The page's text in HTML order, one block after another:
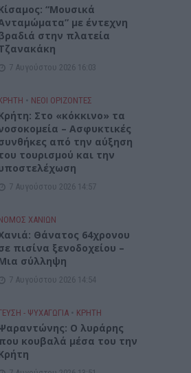
“Μουσικά
με έντεχνη
στην πλατεία
7 Αυγούστου 2026 16:03
• ΝΕΟΙ ΟΡΙΖΟΝΤΕΣ
Στο «κόκκινο» τα
– Ασφυκτικές
από την αύξηση
τουρισμού και την
7 Αυγούστου 2026 14:57
ΧΑΝΊΩΝ
Θάνατος 64χρονου
πισίνα ξενοδοχείου –
σύλληψη
7 Αυγούστου 2026 14:54
- ΨΥΧΑΓΩΓΊΑ • ΚΡΗΤΗ
Ο λυράρης
κουβαλά μέσα του την